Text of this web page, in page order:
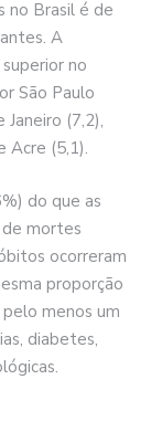
no Brasil é de
A
no
São Paulo
Janeiro (7,2),
Acre (5,1).
do que as
mortes
ocorreram
proporção
menos um
diabetes,